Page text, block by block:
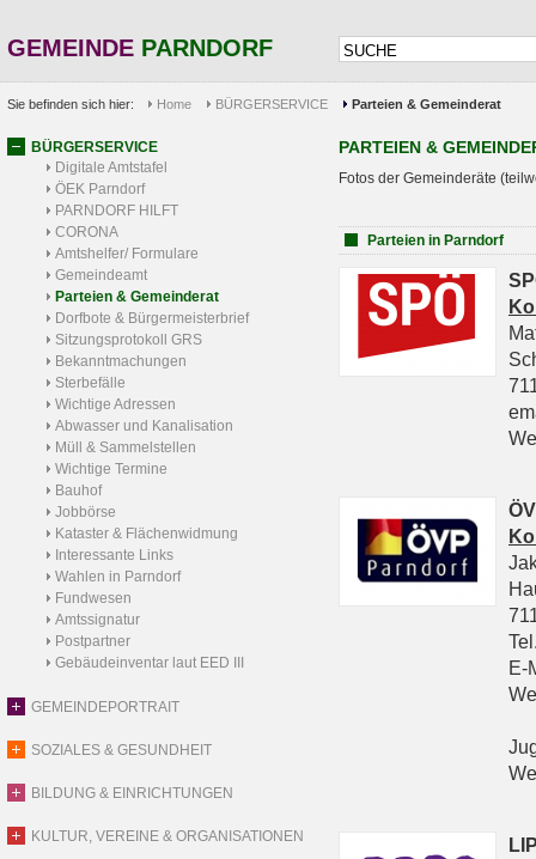
GEMEINDE PARNDORF
Sie befinden sich hier: Home BÜRGERSERVICE Parteien & Gemeinderat
BÜRGERSERVICE
Digitale Amtstafel
ÖEK Parndorf
PARNDORF HILFT
CORONA
Amtshelfer/ Formulare
Gemeindeamt
Parteien & Gemeinderat
Dorfbote & Bürgermeisterbrief
Sitzungsprotokoll GRS
Bekanntmachungen
Sterbefälle
Wichtige Adressen
Abwasser und Kanalisation
Müll & Sammelstellen
Wichtige Termine
Bauhof
Jobbörse
Kataster & Flächenwidmung
Interessante Links
Wahlen in Parndorf
Fundwesen
Amtssignatur
Postpartner
Gebäudeinventar laut EED III
GEMEINDEPORTRAIT
SOZIALES & GESUNDHEIT
BILDUNG & EINRICHTUNGEN
KULTUR, VEREINE & ORGANISATIONEN
PARTEIEN &
Fotos der Gemeinderäte
Parteien in Parndorf
E-